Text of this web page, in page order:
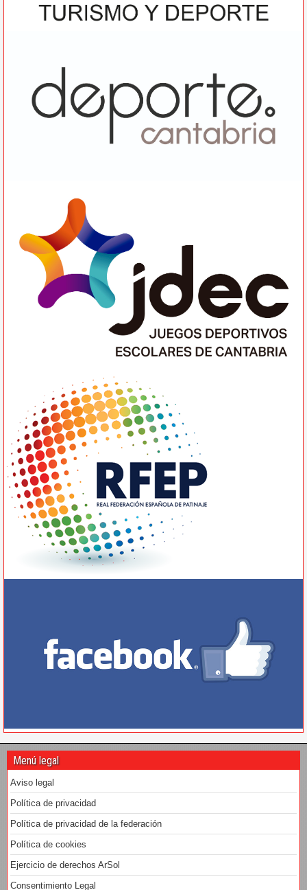
Menú legal
Aviso legal
Política de privacidad
Política de privacidad de la federación
Política de cookies
Ejercicio de derechos ArSol
Consentimiento Legal